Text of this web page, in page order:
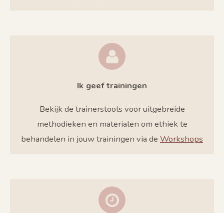
Ik geef trainingen
Bekijk de trainerstools voor uitgebreide
methodieken en materialen om ethiek te
behandelen in jouw trainingen via de Workshops